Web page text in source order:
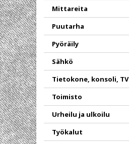
Mittareita
Puutarha
Pyöräily
Sähkö
Tietokone, konsoli, TV
Toimisto
Urheilu ja ulkoilu
Työkalut